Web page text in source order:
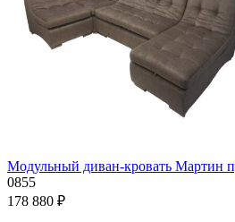
Модульный диван-кровать Мартин
0855
178 880 ₽